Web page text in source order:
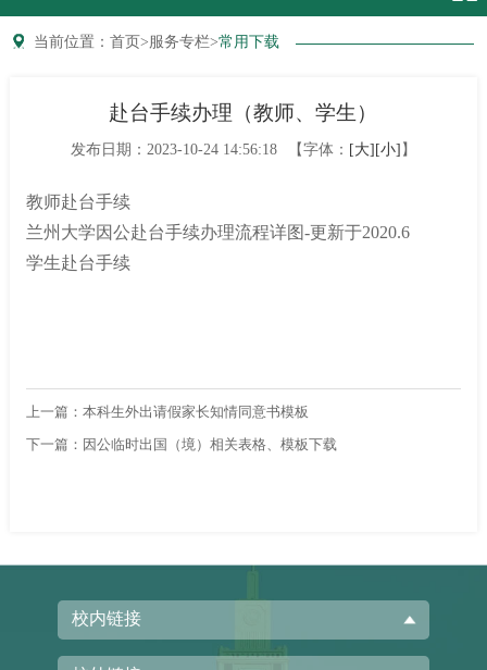
当前位置：首页>服务专栏>常用下载
赴台手续办理（教师、学生）
发布日期： 2023-10-24 14:56:18 【字体： [大][小]】
教师赴台手续
兰州大学因公赴台手续办理流程详图-更新于2020.6
学生赴台手续
上一篇： 本科生外出请假家长知情同意书模板
下一篇： 因公临时出国（境）相关表格、模板下载